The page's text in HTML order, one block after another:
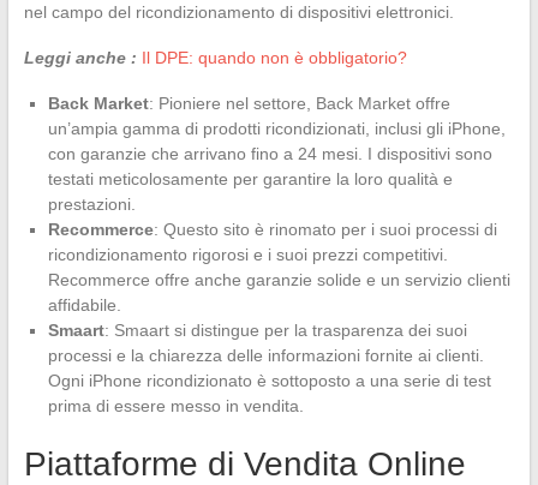
nel campo del ricondizionamento di dispositivi elettronici.
Leggi anche : Il DPE: quando non è obbligatorio?
Back Market: Pioniere nel settore, Back Market offre
un’ampia gamma di prodotti ricondizionati, inclusi gli iPhone,
con garanzie che arrivano fino a 24 mesi. I dispositivi sono
testati meticolosamente per garantire la loro qualità e
prestazioni.
Recommerce: Questo sito è rinomato per i suoi processi di
ricondizionamento rigorosi e i suoi prezzi competitivi.
Recommerce offre anche garanzie solide e un servizio clienti
affidabile.
Smaart: Smaart si distingue per la trasparenza dei suoi
processi e la chiarezza delle informazioni fornite ai clienti.
Ogni iPhone ricondizionato è sottoposto a una serie di test
prima di essere messo in vendita.
Piattaforme di Vendita Online